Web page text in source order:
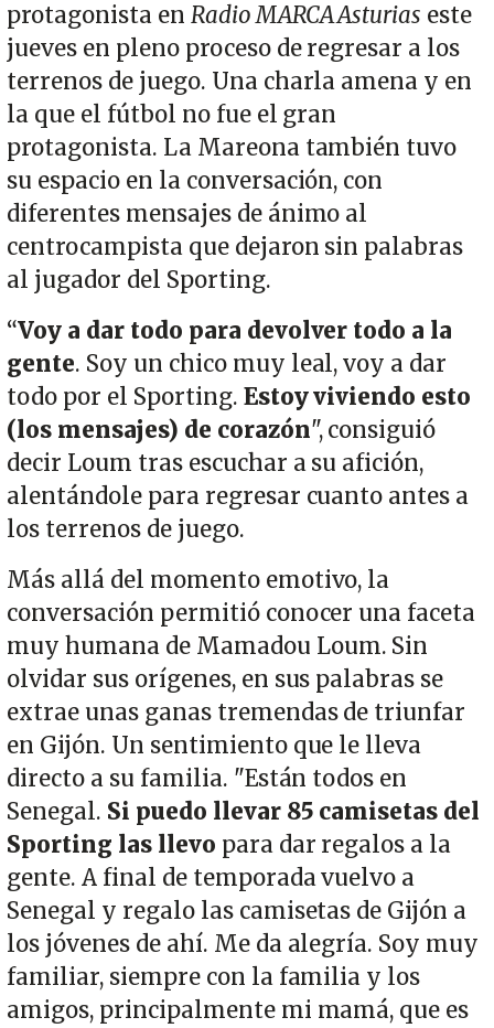
protagonista en Radio MARCA Asturias este
jueves en pleno proceso de regresar a los
terrenos de juego. Una charla amena y en
la que el fútbol no fue el gran
protagonista. La Mareona también tuvo
su espacio en la conversación, con
diferentes mensajes de ánimo al
centrocampista que dejaron sin palabras
al jugador del Sporting.
“Voy a dar todo para devolver todo a la
gente. Soy un chico muy leal, voy a dar
todo por el Sporting. Estoy viviendo esto
(los mensajes) de corazón", consiguió
decir Loum tras escuchar a su afición,
alentándole para regresar cuanto antes a
los terrenos de juego.
Más allá del momento emotivo, la
conversación permitió conocer una faceta
muy humana de Mamadou Loum. Sin
olvidar sus orígenes, en sus palabras se
extrae unas ganas tremendas de triunfar
en Gijón. Un sentimiento que le lleva
directo a su familia. "Están todos en
Senegal. Si puedo llevar 85 camisetas del
Sporting las llevo para dar regalos a la
gente. A final de temporada vuelvo a
Senegal y regalo las camisetas de Gijón a
los jóvenes de ahí. Me da alegría. Soy muy
familiar, siempre con la familia y los
amigos, principalmente mi mamá, que es